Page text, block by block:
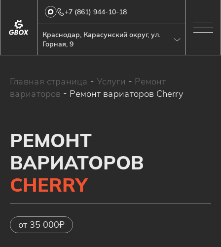
Краснодар, Карасунский округ, ул.
Горная, 9
+7 (861) 944-10-18
Главная страница - Услуги - Ремонт
вариаторов - Ремонт вариаторов Cherry
РЕМОНТ
ВАРИАТОРОВ
CHERRY
от 35 000₽